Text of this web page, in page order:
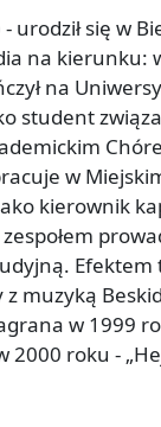
- urodził się w
na kierunku:
na
student
w
kierownik
Efektem
z muzyką
w 1999
2000 roku -